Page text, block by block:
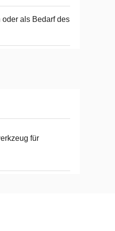
als Bedarf des
für